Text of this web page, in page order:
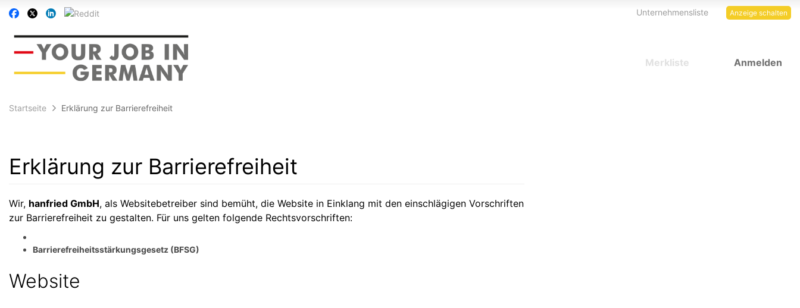
Accessibility
Modus
zum
Auf
folgen
Auf
folgen
Auf
folgen
Auf
folgen
Anzeige schalten
Unternehmensliste
Anmelden
Merkliste
Startseite Erklärung zur Barrierefreiheit
Erklärung zur Barrierefreiheit
Wir, hanfried GmbH, als Websitebetreiber sind bemüht, die Website in Einklang mit den einschlägigen Vorschriften
zur Barrierefreiheit zu gestalten. Für uns gelten folgende Rechtsvorschriften:
Barrierefreiheitsstärkungsgesetz (BFSG)
Website